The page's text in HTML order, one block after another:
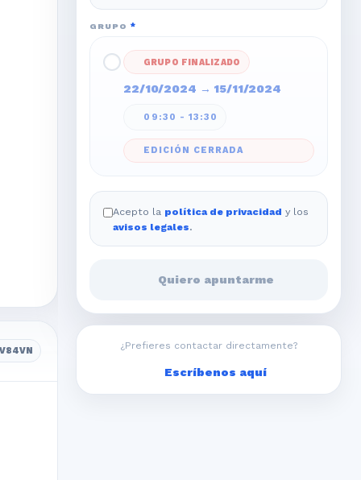
GRUPO*
GRUPO FINALIZADO
22/10/2024 → 15/11/2024
09:30 - 13:30
EDICIÓN CERRADA
Acepto la política de privacidad y los
avisos legales.
Quiero apuntarme
¿Prefieres contactar directamente?
Escríbenos aquí